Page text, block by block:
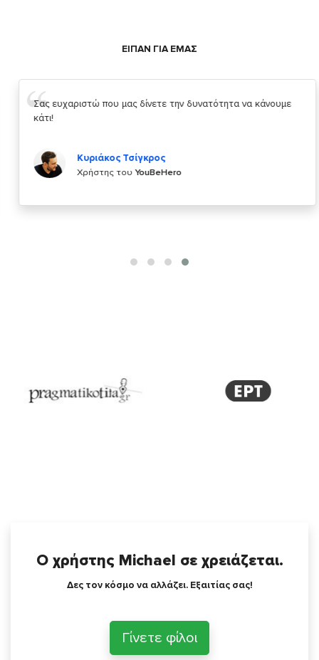
ΕΙΠΑΝ ΓΙΑ ΕΜΑΣ
Σας ευχαριστώ που μας δίνετε την δυνατότητα να κάνουμε
κάτι!
Κυριάκος Τσίγκρος
Χρήστης τουYouBeHero
Ο χρήστης Michael σε χρειάζεται.
Δες τον κόσμο να αλλάζει. Εξαιτίας σας!
Γίνετε φίλοι